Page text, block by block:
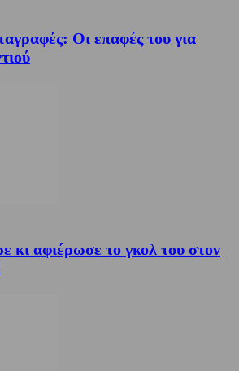
Οι επαφές του για
κι αφιέρωσε το γκολ του στον